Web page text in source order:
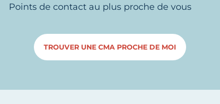
Points de contact au plus proche de vous
TROUVER UNE CMA PROCHE DE MOI